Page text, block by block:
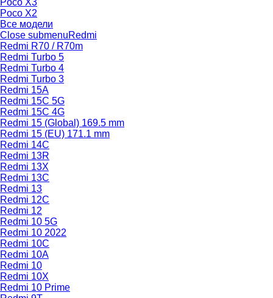
Poco X3
Poco X2
Все модели
Close submenuRedmi
Redmi R70 / R70m
Redmi Turbo 5
Redmi Turbo 4
Redmi Turbo 3
Redmi 15A
Redmi 15C 5G
Redmi 15C 4G
Redmi 15 (Global) 169.5 mm
Redmi 15 (EU) 171.1 mm
Redmi 14C
Redmi 13R
Redmi 13X
Redmi 13C
Redmi 13
Redmi 12C
Redmi 12
Redmi 10 5G
Redmi 10 2022
Redmi 10C
Redmi 10A
Redmi 10
Redmi 10X
Redmi 10 Prime